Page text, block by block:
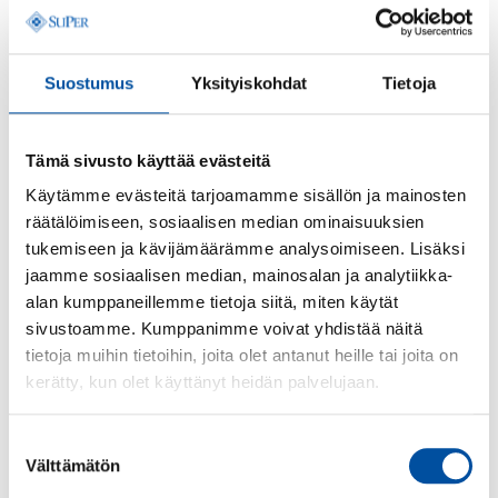
Suostumus Yksityiskohdat Tietoja
Tämä sivusto käyttää evästeitä
Käytämme evästeitä tarjoamamme sisällön ja mainosten
räätälöimiseen, sosiaalisen median ominaisuuksien
tukemiseen ja kävijämäärämme analysoimiseen. Lisäksi
jaamme sosiaalisen median, mainosalan ja analytiikka-
alan kumppaneillemme tietoja siitä, miten käytät
sivustoamme. Kumppanimme voivat yhdistää näitä
tietoja muihin tietoihin, joita olet antanut heille tai joita on
kerätty, kun olet käyttänyt heidän palvelujaan.
valinta
Välttämätön
säga cirka 6,5 veckor. Under graviditetsledigheten
kan FPA betala graviditetspenning.
för mer detaljerade
graviditetsledigheten.
Föräldraledighet
Föräldraledigheten varar i 320 vardagar, det vill säga
cirka 14 månader. Båda föräldrarna har rätt till hälften
av föräldraledigheten, det vill säga 160 dagar. En
förälder kan överlåta 0–63 vardagar av sin andel till
den andra föräldern.
denne använda alla 320 vardagar själv.